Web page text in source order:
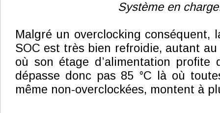
Système en
Malgré un overclocking conséquent,
SOC est très bien refroidie, autant au
où son étage d’alimentation profite
dépasse donc pas 85 °C là où
même non-overclockées, montent à